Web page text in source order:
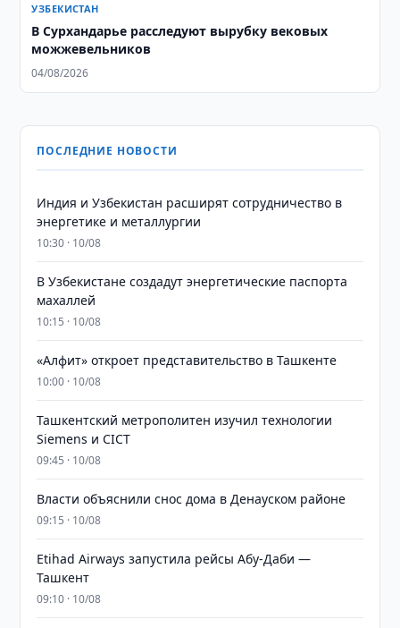
УЗБЕКИСТАН
В Сурхандарье расследуют вырубку вековых
можжевельников
04/08/2026
ПОСЛЕДНИЕ НОВОСТИ
Индия и Узбекистан расширят сотрудничество в
энергетике и металлургии
10:30 · 10/08
В Узбекистане создадут энергетические паспорта
махаллей
10:15 · 10/08
«Алфит» откроет представительство в Ташкенте
10:00 · 10/08
Ташкентский метрополитен изучил технологии
Siemens и CICT
09:45 · 10/08
Власти объяснили снос дома в Денауском районе
09:15 · 10/08
Etihad Airways запустила рейсы Абу-Даби —
Ташкент
09:10 · 10/08